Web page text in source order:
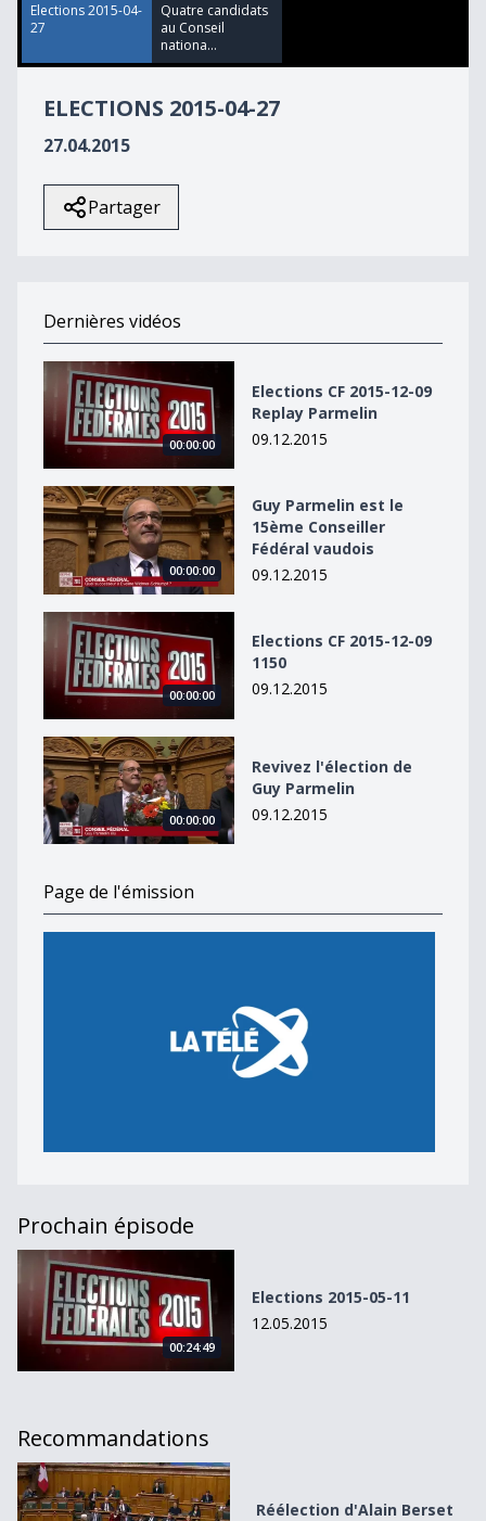
25
seconds
Elections 2015-04-
27
Quatre candidats
au Conseil
nationa...
ELECTIONS 2015-04-27
27.04.2015
Partager
Dernières vidéos
Elections CF 2015-12-09 Replay Parmelin
00:00:00
Elections CF 2015-12-09
Replay Parmelin
09.12.2015
Guy Parmelin est le 15ème Conseiller Fédéral vaudois
00:00:00
Guy Parmelin est le
15ème Conseiller
Fédéral vaudois
09.12.2015
Elections CF 2015-12-09 1150
00:00:00
Elections CF 2015-12-09
1150
09.12.2015
Revivez l&#039;élection de Guy Parmelin
00:00:00
Revivez l'élection de
Guy Parmelin
09.12.2015
Page de l'émission
Prochain épisode
Elections 2015-05-11
00:24:49
Elections 2015-05-11
12.05.2015
Recommandations
Réélection d&#039;Alain Berset
Réélection d'Alain Berset